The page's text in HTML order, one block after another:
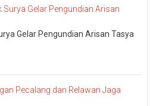
“KANTI
Starts
Home”,
2026
Gelar Pengundian Arisan Tasya